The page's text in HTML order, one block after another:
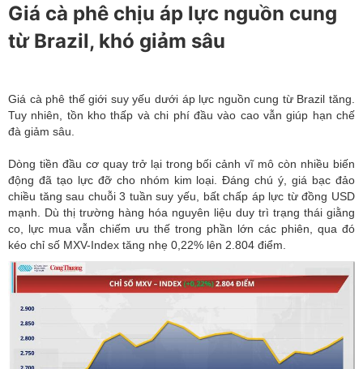
Giá cà phê chịu áp lực nguồn cung
từ Brazil, khó giảm sâu
Giá cà phê thế giới suy yếu dưới áp lực nguồn cung từ Brazil tăng.
Tuy nhiên, tồn kho thấp và chi phí đầu vào cao vẫn giúp hạn chế
đà giảm sâu.
Dòng tiền đầu cơ quay trở lại trong bối cảnh vĩ mô còn nhiều biến
động đã tạo lực đỡ cho nhóm kim loại. Đáng chú ý, giá bạc đảo
chiều tăng sau chuỗi 3 tuần suy yếu, bất chấp áp lực từ đồng USD
mạnh. Dù thị trường hàng hóa nguyên liệu duy trì trạng thái giằng
co, lực mua vẫn chiếm ưu thế trong phần lớn các phiên, qua đó
kéo chỉ số MXV-Index tăng nhẹ 0,22% lên 2.804 điểm.